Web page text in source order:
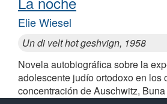
Elie Wiesel
Un di velt hot geshvign, 1958
Novela autobiográfica sobre la
adolescente judío ortodoxo en los
concentración de Auschwitz,